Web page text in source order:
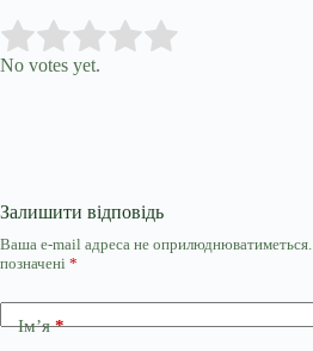
Rate this item:
No votes yet.
Залишити відповідь
Ваша e-mail адреса не оприлюднюватиметься.
позначені *
Ім’я*